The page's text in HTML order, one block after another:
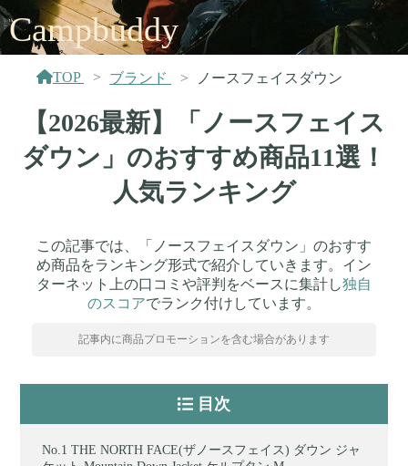
Campbuddy
TOP ブランド ノースフェイスダウン
【2026最新】「ノースフェイス
ダウン」のおすすめ商品11選！
人気ランキング
この記事では、「ノースフェイスダウン」のおすす
め商品をランキング形式で紹介していきます。イン
ターネット上の口コミや評判をベースに集計し独自
のスコアでランク付けしています。
記事内に商品プロモーションを含む場合があります
目次
THE NORTH FACE(ザノースフェイス) ダウン ジャ